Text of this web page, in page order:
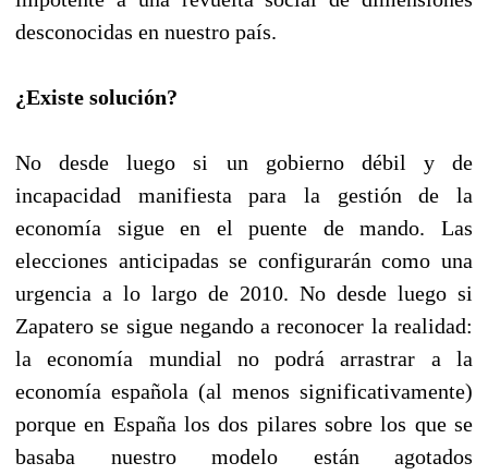
desconocidas en nuestro país.
¿Existe solución?
No desde luego si un gobierno débil y de
incapacidad manifiesta para la gestión de la
economía sigue en el puente de mando. Las
elecciones anticipadas se configurarán como una
urgencia a lo largo de 2010. No desde luego si
Zapatero se sigue negando a reconocer la realidad:
la economía mundial no podrá arrastrar a la
economía española (al menos significativamente)
porque en España los dos pilares sobre los que se
basaba nuestro modelo están agotados